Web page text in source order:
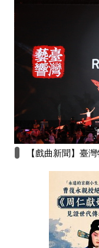
【戲曲新聞】臺灣特技團登上國際